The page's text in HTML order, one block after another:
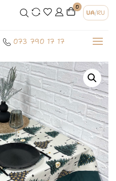
0
UA/RU
073 790 17 17